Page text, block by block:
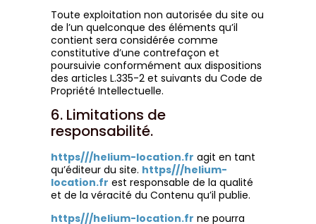
Toute exploitation non autorisée du site ou
de l’un quelconque des éléments qu’il
contient sera considérée comme
constitutive d’une contrefaçon et
poursuivie conformément aux dispositions
des articles L.335-2 et suivants du Code de
Propriété Intellectuelle.
6. Limitations de
responsabilité.
https///helium-location.fr agit en tant
qu’éditeur du site. https///helium-
location.fr est responsable de la qualité
et de la véracité du Contenu qu’il publie.
https///helium-location.fr ne pourra